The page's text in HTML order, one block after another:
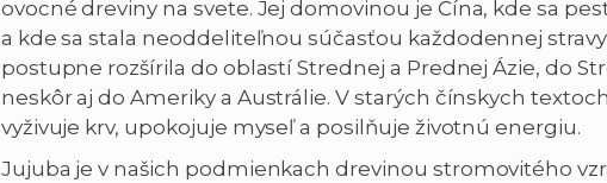
ovocné dreviny na svete. Jej domovinou je Čína, kde sa
a kde sa stala neoddeliteľnou súčasťou každodennej
postupne rozšírila do oblastí Strednej a Prednej Ázie, do
neskôr aj do Ameriky a Austrálie. V starých čínskych
vyživuje krv, upokojuje myseľ a posilňuje životnú energiu.
Jujuba je v našich podmienkach drevinou stromovitého